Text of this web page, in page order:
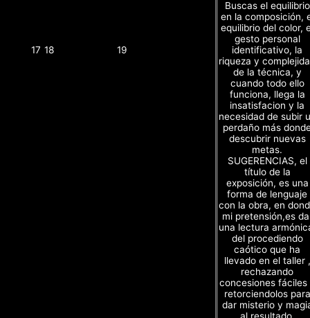
17 18 19
Buscas el equilibrio
en la composición,
equilibrio del color,
gesto personal
identificativo, la
riqueza y
de la técnica, y
cuando todo ello
funciona, llega la
insatisfacion y la
necesidad de subir
perdaño más
descubrir nuevas
metas.
SUGERENCIAS, el
título de la
exposición, es una
forma de lenguaje
con la obra, en
mi pretensión,es
una lectura
del procediendo
caótico que ha
llevado en el taller ,
rechazando
concesiones fáciles
retorciendolos para
dar misterio y